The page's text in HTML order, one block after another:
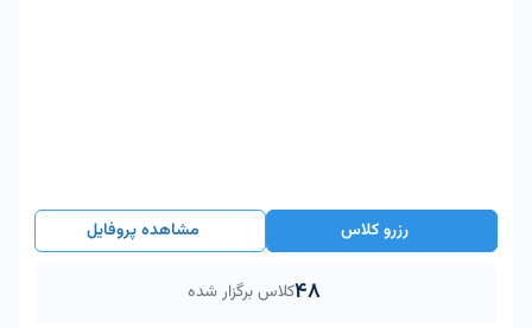
رزرو کلاس مشاهده پروفایل
48کلاس برگزار شده